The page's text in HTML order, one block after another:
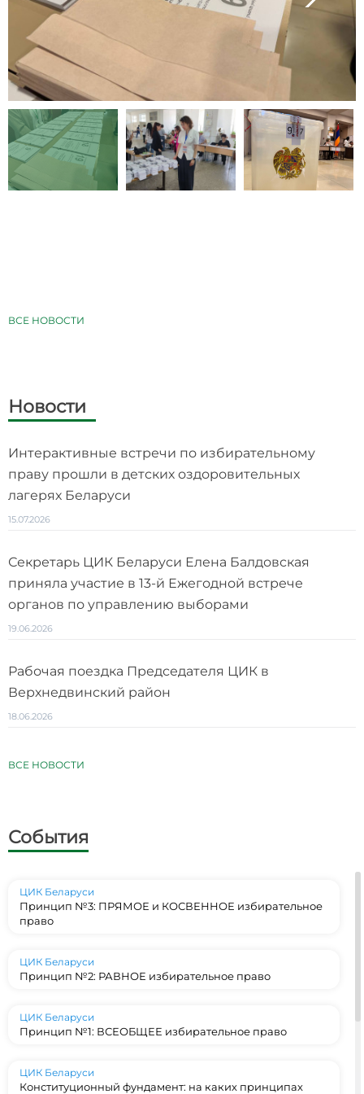
ВСЕ НОВОСТИ
Новости
Интерактивные встречи по избирательному
праву прошли в детских оздоровительных
лагерях Беларуси
15.07.2026
Секретарь ЦИК Беларуси Елена Балдовская
приняла участие в 13-й Ежегодной встрече
органов по управлению выборами
19.06.2026
Рабочая поездка Председателя ЦИК в
Верхнедвинский район
18.06.2026
ВСЕ НОВОСТИ
События
ЦИК Беларуси
Принцип №3: ПРЯМОЕ и КОСВЕННОЕ избирательное
право
ЦИК Беларуси
Принцип №2: РАВНОЕ избирательное право
ЦИК Беларуси
Принцип №1: ВСЕОБЩЕЕ избирательное право
ЦИК Беларуси
Конституционный фундамент: на каких принципах